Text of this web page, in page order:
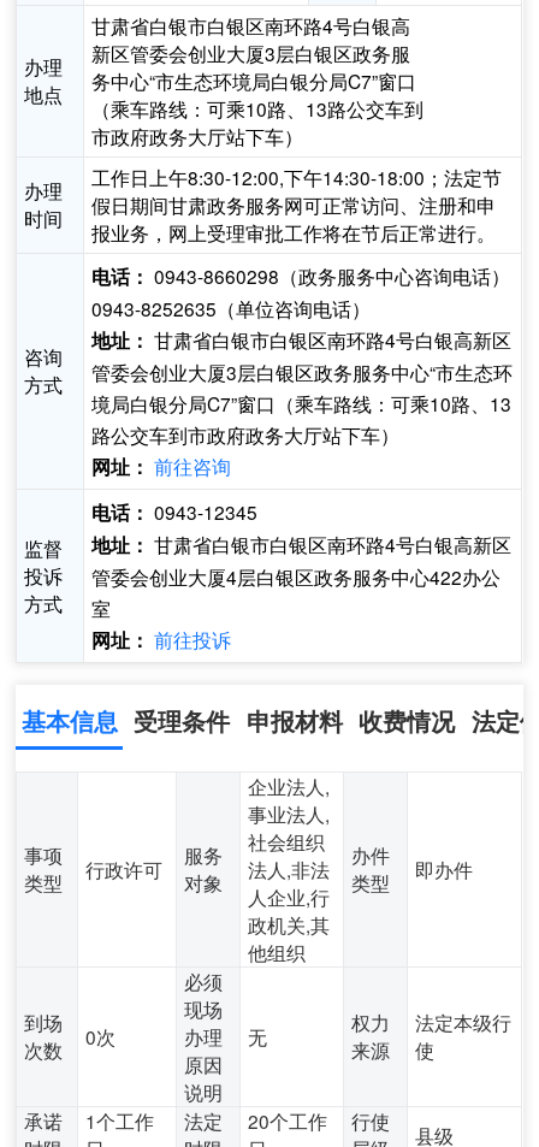
办理
地点
甘肃省白银市白银区南环路4号白银高
新区管委会创业大厦3层白银区政务服
务中心“市生态环境局白银分局C7”窗口
（乘车路线：可乘10路、13路公交车到
市政府政务大厅站下车）
办理
时间
工作日上午8:30-12:00,下午14:30-18:00；法定节
假日期间甘肃政务服务网可正常访问、注册和申
报业务，网上受理审批工作将在节后正常进行。
咨询
方式
电话： 0943-8660298（政务服务中心咨询电话）
0943-8252635（单位咨询电话）
地址： 甘肃省白银市白银区南环路4号白银高新区
管委会创业大厦3层白银区政务服务中心“市生态环
境局白银分局C7”窗口（乘车路线：可乘10路、13
路公交车到市政府政务大厅站下车）
网址： 前往咨询
监督
投诉
方式
电话： 0943-12345
地址： 甘肃省白银市白银区南环路4号白银高新区
管委会创业大厦4层白银区政务服务中心422办公
室
网址： 前往投诉
基本信息 受理条件 申报材料 收费情况 法定
事项
类型
行政许可
服务
对象
企业法人,
事业法人,
社会组织
法人,非法
人企业,行
政机关,其
他组织
办件
类型
即办件
到场
次数
0次
必须
现场
办理
原因
说明
无
权力
来源
法定本级行
使
承诺
1个工作
法定
20个工作
行使
县级